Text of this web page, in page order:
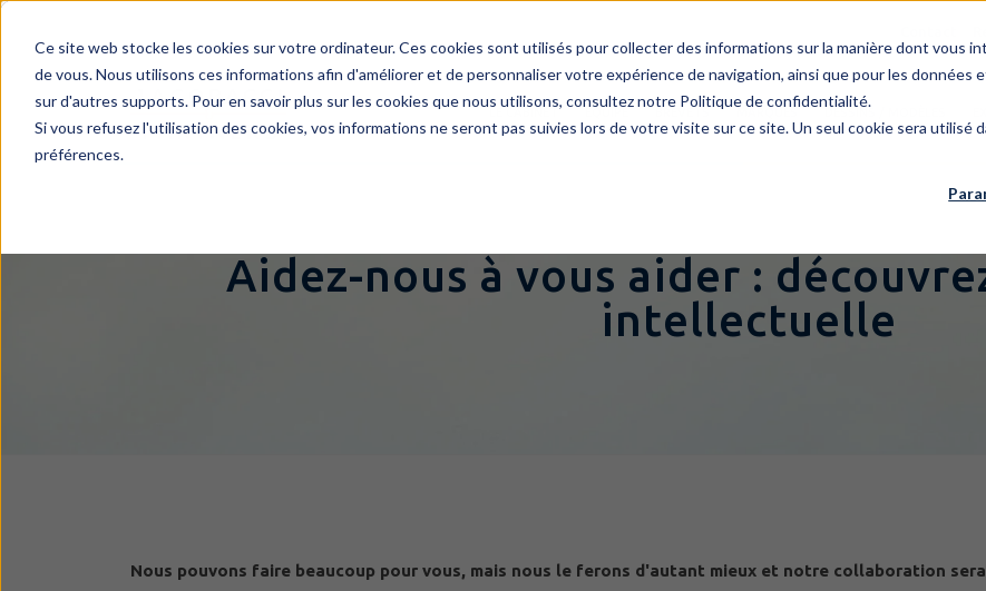
Ce site web stocke les cookies sur votre ordinateur. Ces cookies sont utilisés pour collecter des informations sur la manière dont vous
de vous. Nous utilisons ces informations afin d'améliorer et de personnaliser votre expérience de navigation, ainsi que pour les
sur d'autres supports. Pour en savoir plus sur les cookies que nous utilisons, consultez notre Politique de confidentialité.
Si vous refusez l'utilisation des cookies, vos informations ne seront pas suivies lors de votre visite sur ce site. Un seul cookie sera utilisé
préférences.
Aidez-nous à vous aider :
intellectuelle
Nous pouvons faire beaucoup pour vous, mais nous le ferons d'autant mieux et notre collaboration sera